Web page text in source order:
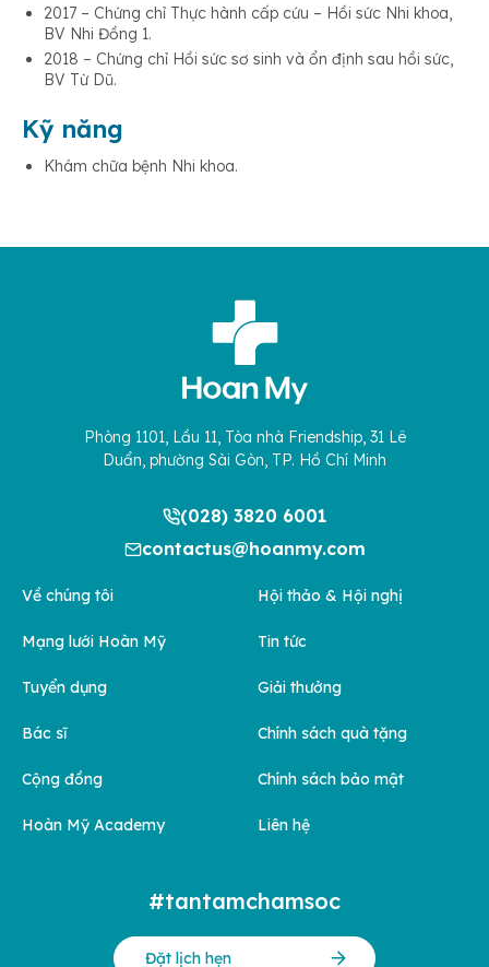
2017 – Chứng chỉ Thực hành cấp cứu – Hồi sức Nhi khoa,
BV Nhi Đồng 1.
2018 – Chứng chỉ Hồi sức sơ sinh và ổn định sau hồi sức,
BV Từ Dũ.
Kỹ năng
Khám chữa bệnh Nhi khoa.
Phòng 1101, Lầu 11, Tòa nhà Friendship, 31 Lê
Duẩn, phường Sài Gòn, TP. Hồ Chí Minh
(028) 3820 6001
contactus@hoanmy.com
Về chúng tôi
Mạng lưới Hoàn Mỹ
Tuyển dụng
Bác sĩ
Cộng đồng
Hoàn Mỹ Academy
Hội thảo & Hội nghị
Tin tức
Giải thưởng
Chính sách quà tặng
Chính sách bảo mật
Liên hệ
#tantamchamsoc
Đặt lịch hẹn